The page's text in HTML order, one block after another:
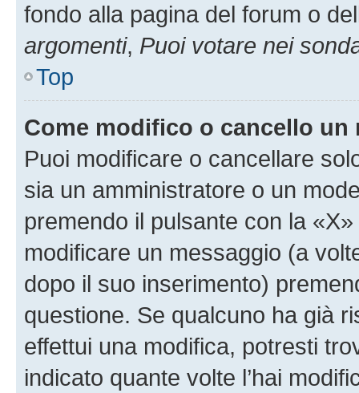
fondo alla pagina del forum o
argomenti, Puoi votare nei
Top
Come modifico o cancello un
Puoi modificare o cancellare
sia un amministratore o un
premendo il pulsante con la
modificare un messaggio (a
dopo il suo inserimento)
questione. Se qualcuno ha già
effettui una modifica, potresti
indicato quante volte l’hai